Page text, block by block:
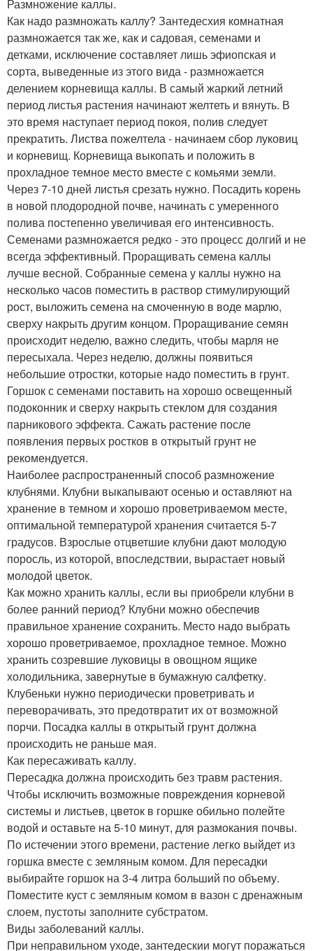
Размножение каллы.
Как надо размножать каллу? Зантедесхия комнатная
размножается так же, как и садовая, семенами и
детками, исключение составляет лишь эфиопская и
сорта, выведенные из этого вида - размножается
делением корневища каллы. В самый жаркий летний
период листья растения начинают желтеть и вянуть. В
это время наступает период покоя, полив следует
прекратить. Листва пожелтела - начинаем сбор луковиц
и корневищ. Корневища выкопать и положить в
прохладное темное место вместе с комьями земли.
Через 7-10 дней листья срезать нужно. Посадить корень
в новой плодородной почве, начинать с умеренного
полива постепенно увеличивая его интенсивность.
Семенами размножается редко - это процесс долгий и не
всегда эффективный. Проращивать семена каллы
лучше весной. Собранные семена у каллы нужно на
несколько часов поместить в раствор стимулирующий
рост, выложить семена на смоченную в воде марлю,
сверху накрыть другим концом. Проращивание семян
происходит неделю, важно следить, чтобы марля не
пересыхала. Через неделю, должны появиться
небольшие отростки, которые надо поместить в грунт.
Горшок с семенами поставить на хорошо освещенный
подоконник и сверху накрыть стеклом для создания
парникового эффекта. Сажать растение после
появления первых ростков в открытый грунт не
рекомендуется.
Наиболее распространенный способ размножение
клубнями. Клубни выкапывают осенью и оставляют на
хранение в темном и хорошо проветриваемом месте,
оптимальной температурой хранения считается 5-7
градусов. Взрослые отцветшие клубни дают молодую
поросль, из которой, впоследствии, вырастает новый
молодой цветок.
Как можно хранить каллы, если вы приобрели клубни в
более ранний период? Клубни можно обеспечив
правильное хранение сохранить. Место надо выбрать
хорошо проветриваемое, прохладное темное. Можно
хранить созревшие луковицы в овощном ящике
холодильника, завернутые в бумажную салфетку.
Клубеньки нужно периодически проветривать и
переворачивать, это предотвратит их от возможной
порчи. Посадка каллы в открытый грунт должна
происходить не раньше мая.
Как пересаживать каллу.
Пересадка должна происходить без травм растения.
Чтобы исключить возможные повреждения корневой
системы и листьев, цветок в горшке обильно полейте
водой и оставьте на 5-10 минут, для размокания почвы.
По истечении этого времени, растение легко выйдет из
горшка вместе с земляным комом. Для пересадки
выбирайте горшок на 3-4 литра больший по объему.
Поместите куст с земляным комом в вазон с дренажным
слоем, пустоты заполните субстратом.
Виды заболеваний каллы.
При неправильном уходе, зантедескии могут поражаться